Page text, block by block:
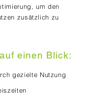
um den
zusätzlich zu
einen Blick:
gezielte Nutzung